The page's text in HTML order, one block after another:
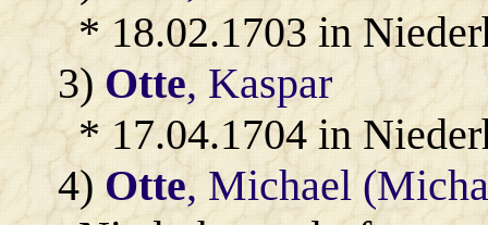
* 18.02.1703 in
3)Otte, Kaspar
* 17.04.1704 in
4)Otte, Michael